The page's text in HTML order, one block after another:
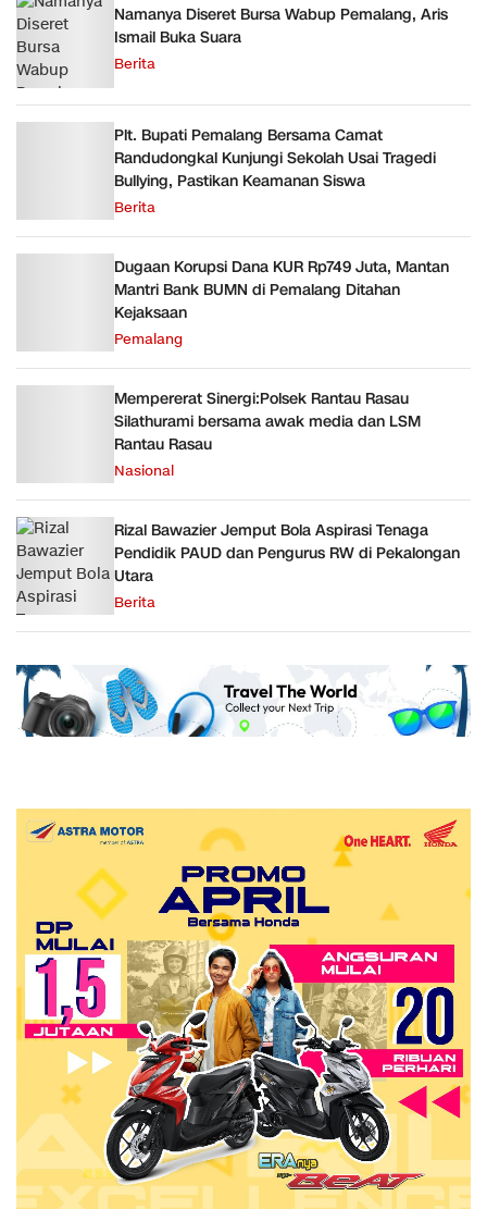
Namanya Diseret Bursa Wabup Pemalang, Aris
Ismail Buka Suara
Berita
Plt. Bupati Pemalang Bersama Camat
Randudongkal Kunjungi Sekolah Usai Tragedi
Bullying, Pastikan Keamanan Siswa
Berita
Dugaan Korupsi Dana KUR Rp749 Juta, Mantan
Mantri Bank BUMN di Pemalang Ditahan
Kejaksaan
Pemalang
Mempererat Sinergi:Polsek Rantau Rasau
Silathurami bersama awak media dan LSM
Rantau Rasau
Nasional
Rizal Bawazier Jemput Bola Aspirasi Tenaga
Pendidik PAUD dan Pengurus RW di Pekalongan
Utara
Berita